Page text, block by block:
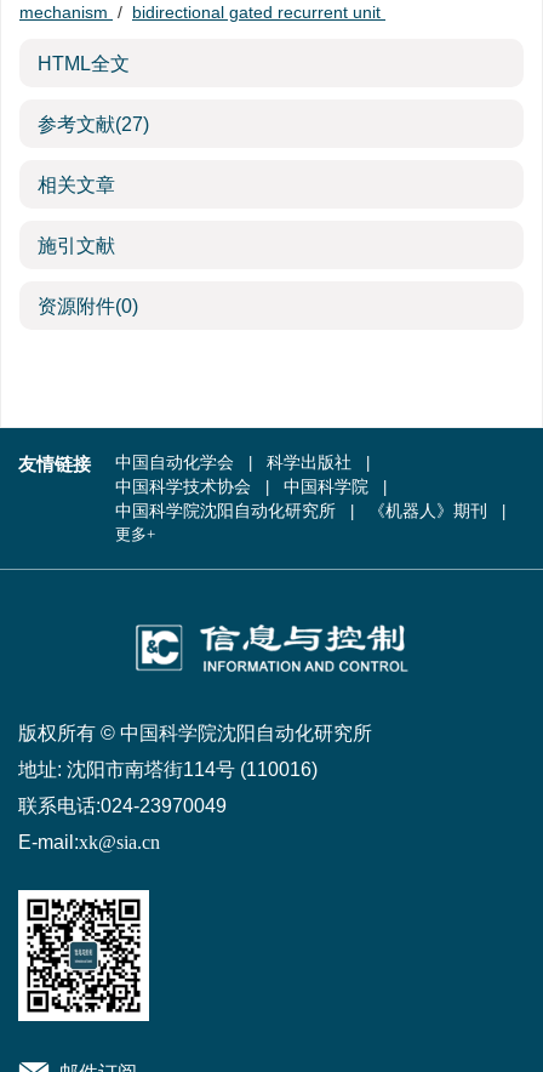
mechanism / bidirectional gated recurrent unit
HTML全文
参考文献(27)
相关文章
施引文献
资源附件(0)
友情链接 中国自动化学会
科学出版社
中国科学技术协会
中国科学院
中国科学院沈阳自动化研究所
《机器人》期刊
更多+
版权所有 © 中国科学院沈阳自动化研究所
地址: 沈阳市南塔街114号 (110016)
联系电话:024-23970049
E-mail:xk@sia.cn